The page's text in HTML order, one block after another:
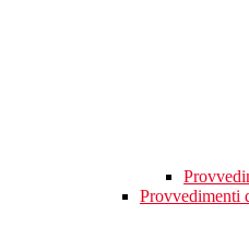
Provvedimenti